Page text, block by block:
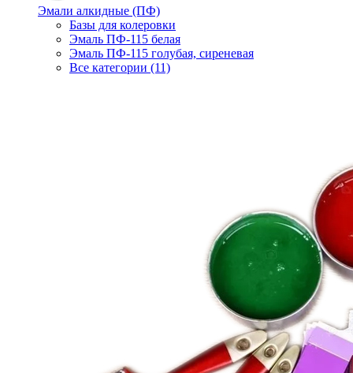
Эмали алкидные (ПФ)
Базы для колеровки
Эмаль ПФ-115 белая
Эмаль ПФ-115 голубая, сиреневая
Все категории (11)